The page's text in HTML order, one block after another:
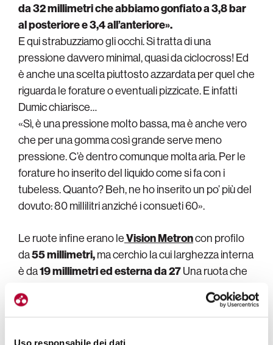
Uso responsabile dei dati
da 32 millimetri che abbiamo gonfiato a 3,8 bar
al posteriore e 3,4 all’anteriore».
E qui strabuzziamo gli occhi. Si tratta di una
pressione davvero minimal, quasi da ciclocross! Ed
è anche una scelta piuttosto azzardata per quel che
riguarda le forature o eventuali pizzicate. E infatti
Dumic chiarisce…
«Sì, è una pressione molto bassa, ma è anche vero
che per una gomma così grande serve meno
pressione. C’è dentro comunque molta aria. Per le
forature ho inserito del liquido come si fa con i
tubeless. Quanto? Beh, ne ho inserito un po’ più del
dovuto: 80 millilitri anziché i consueti 60».
Le ruote infine erano leVision Metroncon profilo
da55 millimetri,ma cerchio la cui larghezza interna
è da19 millimetri ed esterna da 27Una ruota che
del profilo stesso, ma che con la copertura da 32
millimetri e con quella pressione riusciva ad essere
confortevole. E non è un caso che Colbrelli abbia